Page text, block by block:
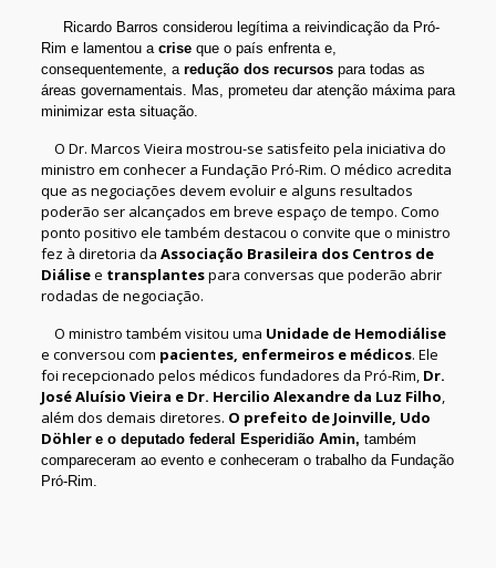
Ricardo Barros considerou legítima a reivindicação da Pró-
Rim e lamentou a criseque o país enfrenta e,
consequentemente, a redução dos recursos para todas as
áreas governamentais. Mas, prometeu dar atenção máxima para
minimizar esta situação.
O Dr. Marcos Vieira mostrou-se satisfeito pela iniciativa do
ministro em conhecer a Fundação Pró-Rim. O médico acredita
que as negociações devem evoluir e alguns resultados
poderão ser alcançados em breve espaço de tempo. Como
ponto positivo ele também destacou o convite que o ministro
fez à diretoria da Associação Brasileira dos Centros de
Diálisee transplantespara conversas que poderão abrir
rodadas de negociação.
O ministro também visitou uma Unidade de Hemodiálise
e conversou com pacientes, enfermeiros e médicos. Ele
foi recepcionado pelos médicos fundadores da Pró-Rim, Dr.
José Aluísio Vieira e Dr. Hercilio Alexandre da Luz Filho,
além dos demais diretores. O prefeito de Joinville, Udo
Döhler e o deputado federal Esperidião Amin, também
compareceram ao evento e conheceram o trabalho da Fundação
Pró-Rim.